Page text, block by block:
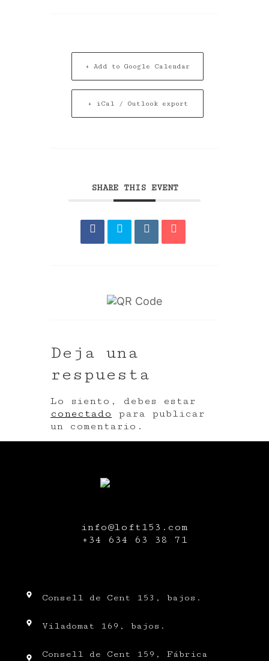
+ Add to Google Calendar
+ iCal / Outlook export
SHARE THIS EVENT
Deja una
respuesta
Lo siento, debes estar
conectado para publicar
un comentario.
info@loft153.com
+34 634 63 38 71
Consell de Cent 153, bajos.
Viladomat 169, bajos.
Consell de Cent 159, Fábrica